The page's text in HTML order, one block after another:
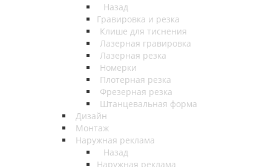
Назад
Гравировка и резка
Клише для тиснения
Лазерная гравировка
Лазерная резка
Номерки
Плотерная резка
Фрезерная резка
Штанцевальная форма
Дизайн
Монтаж
Наружная реклама
Назад
Наружная реклама